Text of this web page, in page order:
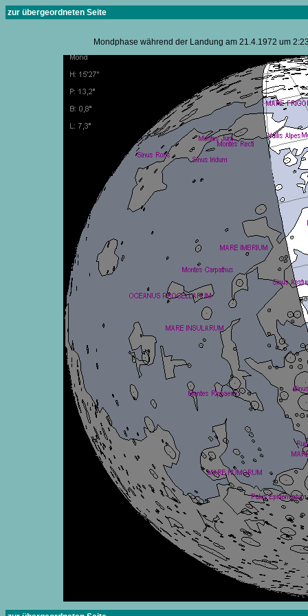
zur übergeordneten Seite
Mondphase während der Landung am 21.4.1972 um